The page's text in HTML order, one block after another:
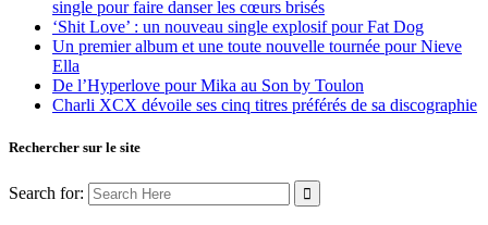
single pour faire danser les cœurs brisés
‘Shit Love’ : un nouveau single explosif pour Fat Dog
Un premier album et une toute nouvelle tournée pour Nieve
Ella
De l’Hyperlove pour Mika au Son by Toulon
Charli XCX dévoile ses cinq titres préférés de sa discographie
Rechercher sur le site
Search for: